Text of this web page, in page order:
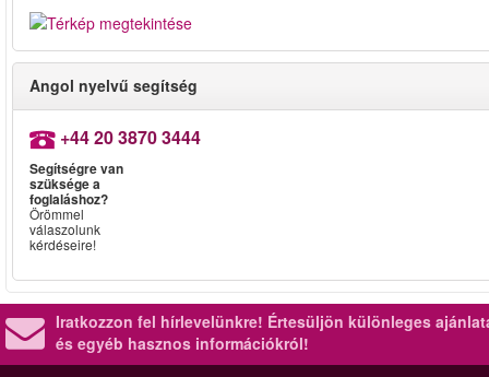
Angol nyelvű segítség
+44 20 3870 3444
Segítségre van
szüksége a
foglaláshoz?
Örömmel
válaszolunk
kérdéseire!
Iratkozzon fel hírlevelünkre! Értesüljön különleges
és egyéb hasznos információkról!